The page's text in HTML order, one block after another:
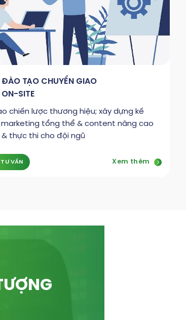
ĐÀO TẠO CHUYỂN GIAO
ON-SITE
chiến lược thương hiệu; xây dựng kế
tổng thể & content nâng cao
thực thi cho đội ngũ
TƯ VẤN Xem thêm